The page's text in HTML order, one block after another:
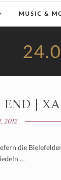
MUSIC &
END |
2012
die
…